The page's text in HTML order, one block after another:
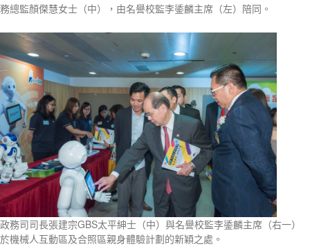
務總監顏傑慧女士（中），由名譽校監李鋈麟主席（左）陪同。
政務司司長張建宗GBS太平紳士（中）與名譽校監李鋈麟主席（右一）
於機械人互動區及合照區親身體驗計劃的新穎之處。